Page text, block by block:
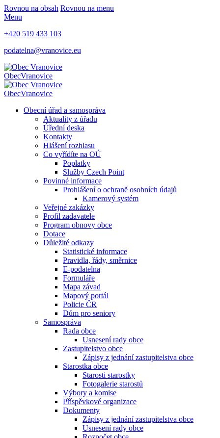
Rovnou na obsah Rovnou na menu
Menu
+420 519 433 103
podatelna@vranovice.eu
ObecVranovice
ObecVranovice
Obecní úřad a samospráva
Aktuality z úřadu
Úřední deska
Kontakty
Hlášení rozhlasu
Co vyřídíte na OÚ
Poplatky
Služby Czech Point
Povinné informace
Prohlášení o ochraně osobních údajů
Kamerový systém
Veřejné zakázky
Profil zadavatele
Program obnovy obce
Dotace
Důležité odkazy
Statistické informace
Pravidla, řády, směrnice
E-podatelna
Formuláře
Mapa závad
Mapový portál
Policie ČR
Dům pro seniory
Samospráva
Rada obce
Usnesení rady obce
Zastupitelstvo obce
Zápisy z jednání zastupitelstva obce
Starostka obce
Starosti starostky
Fotogalerie starostů
Výbory a komise
Příspěvkové organizace
Dokumenty
Zápisy z jednání zastupitelstva obce
Usnesení rady obce